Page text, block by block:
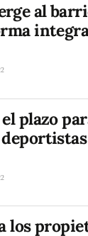
al
plazo
los